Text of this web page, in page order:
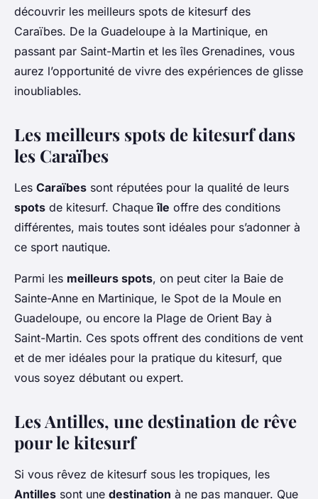
découvrir les meilleurs spots de kitesurf des
Caraïbes. De la Guadeloupe à la Martinique, en
passant par Saint-Martin et les îles Grenadines, vous
aurez l’opportunité de vivre des expériences de glisse
inoubliables.
Les meilleurs spots de kitesurf dans
les Caraïbes
Les Caraïbes sont réputées pour la qualité de leurs
spots de kitesurf. Chaqueîle offre des conditions
différentes, mais toutes sont idéales pour s’adonner à
ce sport nautique.
Parmi les meilleurs spots, on peut citer la Baie de
Sainte-Anne en Martinique, le Spot de la Moule en
Guadeloupe, ou encore la Plage de Orient Bay à
Saint-Martin. Ces spots offrent des conditions de vent
et de mer idéales pour la pratique du kitesurf, que
vous soyez débutant ou expert.
Les Antilles, une destination de rêve
pour le kitesurf
Si vous rêvez de kitesurf sous les tropiques, les
Antilles sont une destination à ne pas manquer. Que